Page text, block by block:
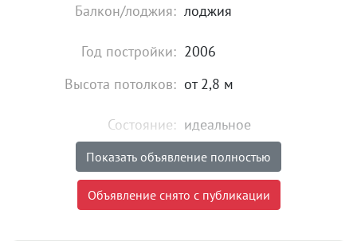
Балкон/лоджия: лоджия
Год постройки: 2006
Высота потолков: от 2,8 м
Состояние: идеальное
Мебель: есть
Цена: 65 000₽
Показать объявление полностью
Объявление снято с публикации